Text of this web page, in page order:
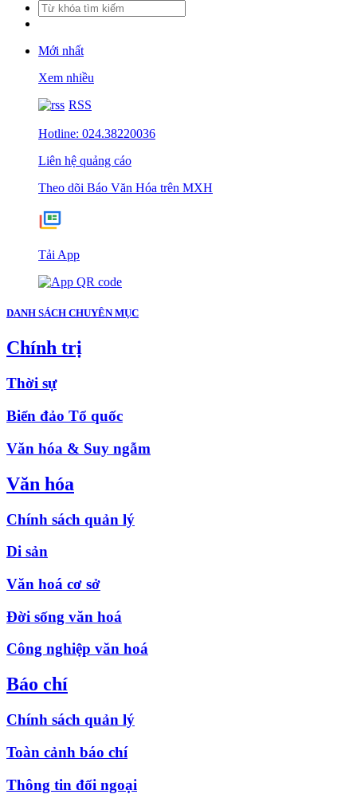
Mới nhất
Xem nhiều
RSS
Hotline: 024.38220036
Liên hệ quảng cáo
Theo dõi Báo Văn Hóa trên MXH
Tải App
DANH SÁCH CHUYÊN MỤC
Chính trị
Thời sự
Biển đảo Tổ quốc
Văn hóa & Suy ngẫm
Văn hóa
Chính sách quản lý
Di sản
Văn hoá cơ sở
Đời sống văn hoá
Công nghiệp văn hoá
Báo chí
Chính sách quản lý
Toàn cảnh báo chí
Thông tin đối ngoại